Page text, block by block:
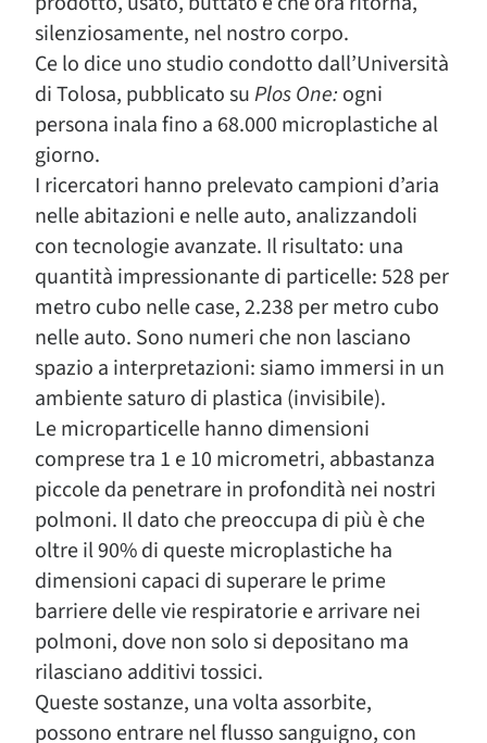
silenziosamente, nel nostro corpo.
Ce lo dice uno studio condotto dall’Università
di Tolosa, pubblicato suPlos One: ogni
persona inala fino a 68.000 microplastiche al
giorno.
I ricercatori hanno prelevato campioni d’aria
nelle abitazioni e nelle auto, analizzandoli
con tecnologie avanzate. Il risultato: una
quantità impressionante di particelle: 528 per
metro cubo nelle case, 2.238 per metro cubo
nelle auto. Sono numeri che non lasciano
spazio a interpretazioni: siamo immersi in un
ambiente saturo di plastica (invisibile).
Le microparticelle hanno dimensioni
comprese tra 1 e 10 micrometri, abbastanza
piccole da penetrare in profondità nei nostri
polmoni. Il dato che preoccupa di più è che
oltre il 90% di queste microplastiche ha
dimensioni capaci di superare le prime
barriere delle vie respiratorie e arrivare nei
polmoni, dove non solo si depositano ma
rilasciano additivi tossici.
Queste sostanze, una volta assorbite,
possono entrare nel flusso sanguigno, con